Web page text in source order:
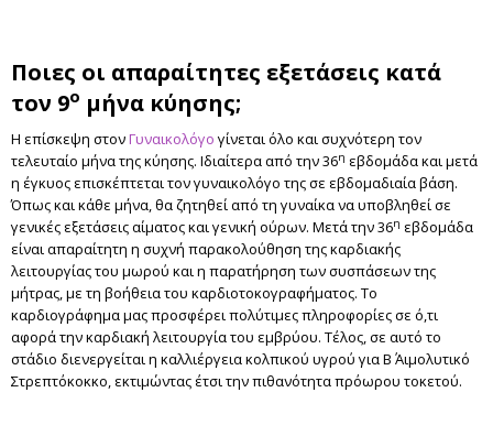
Ποιες οι απαραίτητες εξετάσεις κατά
τον 9ο μήνα κύησης;
Η επίσκεψη στονΓυναικολόγογίνεται όλο και συχνότερη τον
τελευταίο μήνα της κύησης. Ιδιαίτερα από την 36η εβδομάδα και μετά
η έγκυος επισκέπτεται τον γυναικολόγο της σε εβδομαδιαία βάση.
Όπως και κάθε μήνα, θα ζητηθεί από τη γυναίκα να υποβληθεί σε
γενικές εξετάσεις αίματος και γενική ούρων. Μετά την 36η εβδομάδα
είναι απαραίτητη η συχνή παρακολούθηση της καρδιακής
λειτουργίας του μωρού και η παρατήρηση των συσπάσεων της
μήτρας, με τη βοήθεια του καρδιοτοκογραφήματος. Το
καρδιογράφημα μας προσφέρει πολύτιμες πληροφορίες σε ό,τι
αφορά την καρδιακή λειτουργία του εμβρύου. Τέλος, σε αυτό το
στάδιο διενεργείται η καλλιέργεια κολπικού υγρού για Β΄ Αιμολυτικό
Στρεπτόκοκκο, εκτιμώντας έτσι την πιθανότητα πρόωρου τοκετού.